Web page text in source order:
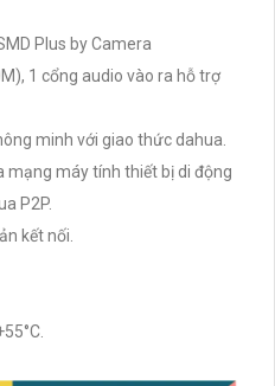
Plus by Camera
1 cổng audio vào ra hỗ trợ
minh với giao thức dahua.
mạng máy tính thiết bị di động
P2P.
kết nối.